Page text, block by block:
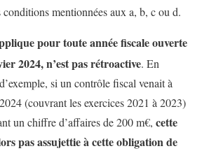
conditions mentionnées aux a, b, c ou d.
pour toute année fiscale ouverte
2024,n’est pas rétroactive. En
si un contrôle fiscal venait à
(couvrant les exercices 2021 à 2023)
un chiffre d’affaires de 200 m€, cette
pasassujettie à cette obligation de